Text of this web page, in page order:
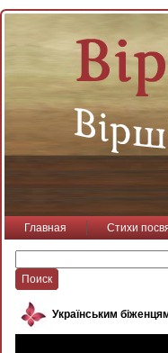
Главная Стихи
Українським